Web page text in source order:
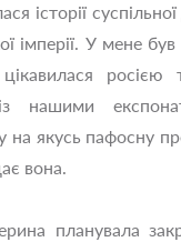
історії
імперії. У мене
росією
нашими
на якусь пафосну
вона.
планувала